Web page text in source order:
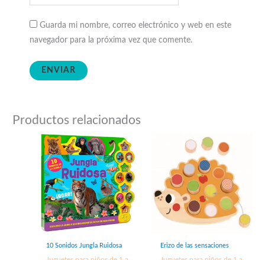
Guarda mi nombre, correo electrónico y web en este
navegador para la próxima vez que comente.
Productos relacionados
10 Sonidos Jungla Ruidosa Erizo de las sensaciones